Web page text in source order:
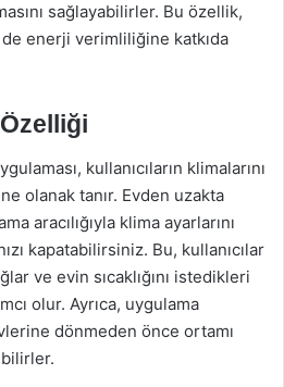
sağlayabilirler. Bu özellik,
enerji verimliliğine katkıda
kullanıcıların klimalarını
olanak tanır. Evden uzakta
aracılığıyla klima ayarlarını
kapatabilirsiniz. Bu, kullanıcılar
ve evin sıcaklığını istedikleri
olur. Ayrıca, uygulama
dönmeden önce ortamı